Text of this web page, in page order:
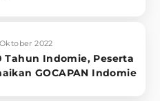
2022
Tahun Indomie, Peserta
GOCAPAN Indomie